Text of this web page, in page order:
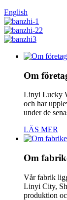
English
Om
Linyi Lucky
och har
under de
LÄS MER
Om
Vår fabrik
Linyi City,
produktion